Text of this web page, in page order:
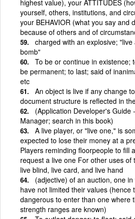
highest value), your ATTITUDES
yourself, others, institutions, and
your BEHAVIOR (what you say and
because of others and of
charged with an explosive;
bomb"
To be or continue in existence;
be permanent; to last; said of
etc
An object is live if any change
document structure is reflected in
(Application Developer's Guide
Manager; search in this book)
A live player, or "live one," is
expected to lose their money at a
Players reminding floorpeople to fill
request a live one For other uses of
live blind, live card, and live hand
(adjective) of an auction, one
have not limited their values (hence
dangerous to enter than one where
strength ranges are known)